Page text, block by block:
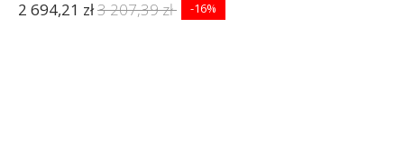
2 694,21 zł3 207,39 zł -16%